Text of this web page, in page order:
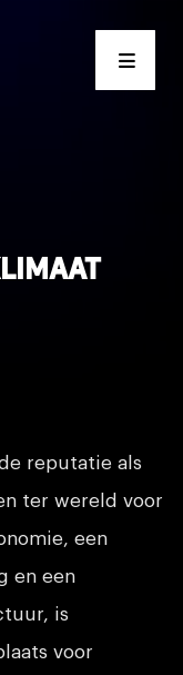
reputatie als
ter wereld voor
een
en een
is
voor